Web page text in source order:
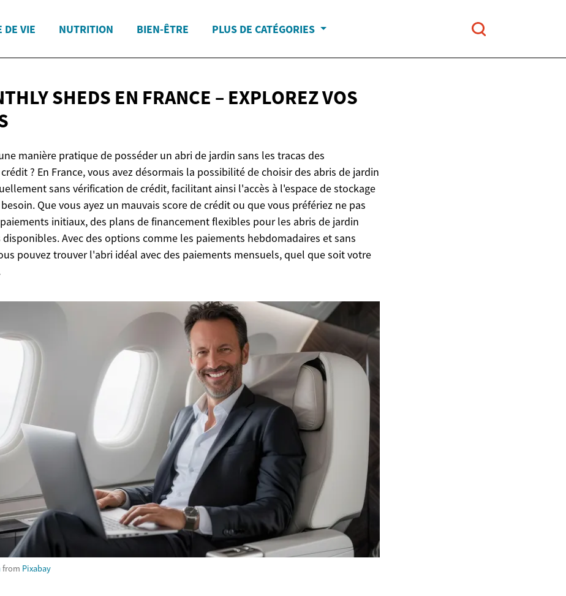
DE VIE NUTRITION BIEN-ÊTRE PLUS DE CATÉGORIES
SHEDS EN FRANCE – EXPLOREZVOS
manière pratique de posséder un abri de jardin sans les tracas des
? En France, vous avez désormais la possibilité de choisir des abris de jardin
sans vérification de crédit, facilitant ainsi l'accès à l'espace de stockage
Que vous ayez un mauvais score de crédit ou que vous préfériez ne pas
initiaux, des plans de financement flexibles pour les abris de jardin
Avec des options comme les paiements hebdomadaires et sans
pouvez trouver l'abri idéal avec des paiements mensuels, quel que soit votre
from Pixabay